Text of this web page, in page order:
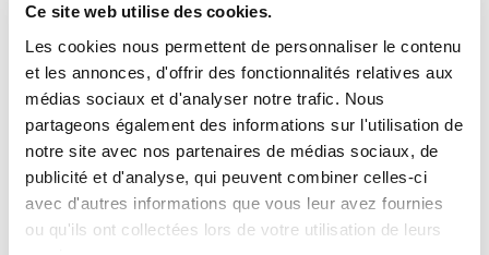
Ce site web utilise des cookies.
Les cookies nous permettent de personnaliser le contenu
et les annonces, d'offrir des fonctionnalités relatives aux
médias sociaux et d'analyser notre trafic. Nous
partageons également des informations sur l'utilisation de
notre site avec nos partenaires de médias sociaux, de
publicité et d'analyse, qui peuvent combiner celles-ci
avec d'autres informations que vous leur avez fournies
ou qu'ils ont collectées lors de votre utilisation de leurs
INTERESSER